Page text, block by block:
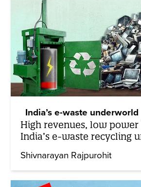
India’s e-waste underworld
High revenues, low
India’s e-waste recycling
Shivnarayan Rajpurohit